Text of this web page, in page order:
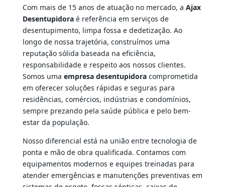
Com mais de 15 anos de atuação no mercado, a Ajax
Desentupidoraé referência em serviços de
desentupimento, limpa fossa e dedetização. Ao
longo de nossa trajetória, construímos uma
reputação sólida baseada na eficiência,
responsabilidade e respeito aos nossos clientes.
Somos uma empresa desentupidoracomprometida
em oferecer soluções rápidas e seguras para
residências, comércios, indústrias e condomínios,
sempre prezando pela saúde pública e pelo bem-
estar da população.
Nosso diferencial está na união entre tecnologia de
ponta e mão de obra qualificada. Contamos com
equipamentos modernos e equipes treinadas para
atender emergências e manutenções preventivas em